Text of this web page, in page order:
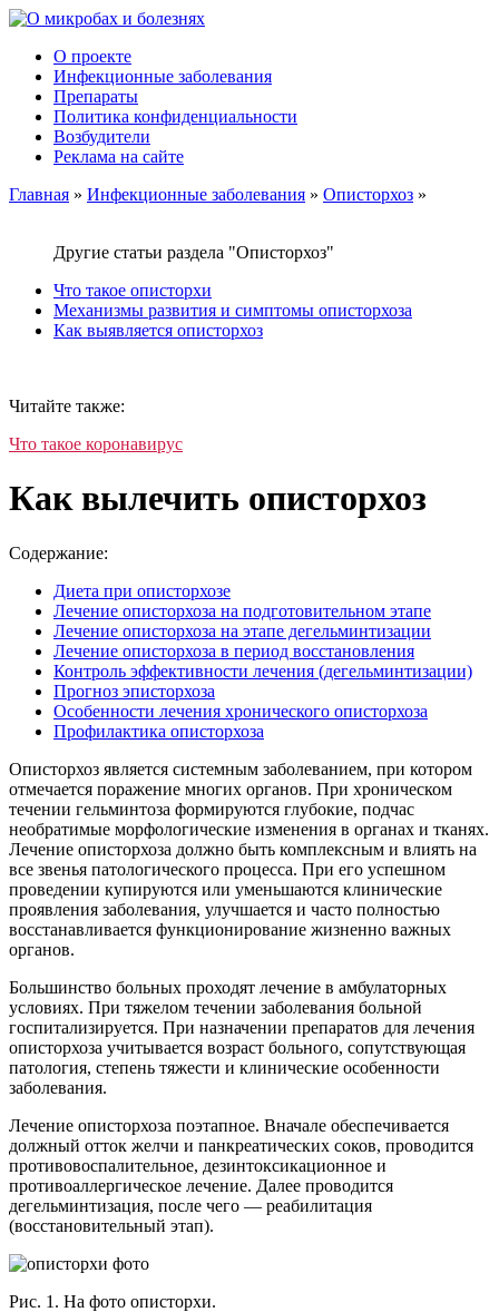
О проекте
Инфекционные заболевания
Препараты
Политика конфиденциальности
Возбудители
Реклама на сайте
Главная » Инфекционные заболевания » Описторхоз »
Другие статьи раздела "Описторхоз"
Что такое описторхи
Механизмы развития и симптомы описторхоза
Как выявляется описторхоз
Читайте также:
Что такое коронавирус
Как вылечить описторхоз
Содержание:
Диета при описторхозе
Лечение описторхоза на подготовительном этапе
Лечение описторхоза на этапе дегельминтизации
Лечение описторхоза в период восстановления
Контроль эффективности лечения (дегельминтизации)
Прогноз эписторхоза
Особенности лечения хронического описторхоза
Профилактика описторхоза
Описторхоз является системным заболеванием, при котором
отмечается поражение многих органов. При хроническом
течении гельминтоза формируются глубокие, подчас
необратимые морфологические изменения в органах и тканях.
Лечение описторхоза должно быть комплексным и влиять на
все звенья патологического процесса. При его успешном
проведении купируются или уменьшаются клинические
проявления заболевания, улучшается и часто полностью
восстанавливается функционирование жизненно важных
органов.
Большинство больных проходят лечение в амбулаторных
условиях. При тяжелом течении заболевания больной
госпитализируется. При назначении препаратов для лечения
описторхоза учитывается возраст больного, сопутствующая
патология, степень тяжести и клинические особенности
заболевания.
Лечение описторхоза поэтапное. Вначале обеспечивается
должный отток желчи и панкреатических соков, проводится
противовоспалительное, дезинтоксикационное и
противоаллергическое лечение. Далее проводится
дегельминтизация, после чего — реабилитация
(восстановительный этап).
Рис. 1. На фото описторхи.